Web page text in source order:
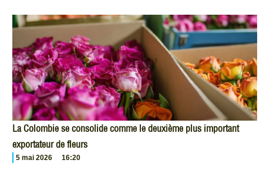
La Colombie se consolide comme le deuxième plus important
exportateur de fleurs
5 mai 2026 16:20